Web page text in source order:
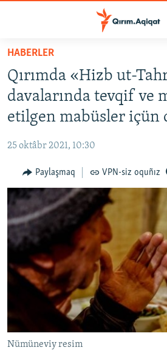
Esas
qaytmaq
Baş
navigatsiyağa
qaytmaq
Qıdıruvğa
HABERLER
SİYASET
İQTİSADİYAT
MEDENİYET
İNSAN AQLARI
VİDEO
SÜRET
BLOGLAR
FİKİR
Русский
Українською
QOŞULIÑIZ!
HABERLER
Qırımda «Hizb ut-
davalarında tevqif ve
etilgen mabüsler içün
25 oktâbr 2021, 10:30
Paylaşmaq VPN-siz oquñız
Nümüneviy resim